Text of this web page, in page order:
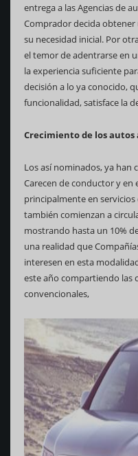
entrega a las Agencias de
Comprador decida
su necesidad inicial. Por
el temor de adentrarse en
la experiencia suficiente
decisión a lo ya conocido,
funcionalidad, satisface la
Crecimiento de los
Los así nominados, ya han
Carecen de conductor y en
principalmente en
también comienzan a
mostrando hasta un 10%
una realidad que
interesen en esta
este año compartiendo las
convencionales,